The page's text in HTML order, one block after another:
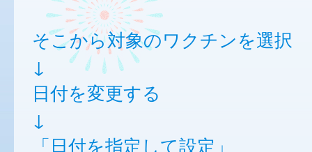
そこから対象のワクチンを選択
↓
日付を変更する
↓
「日付を指定して設定」